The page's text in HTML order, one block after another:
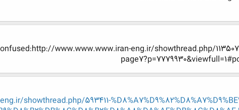
showthread.php/593411-